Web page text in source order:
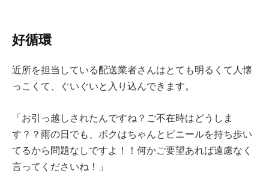
好循環
近所を担当している配送業者さんはとても明るくて人懐
っこくて、ぐいぐいと入り込んできます。
「お引っ越しされたんですね？ご不在時はどうしま
す？？雨の日でも、ボクはちゃんとビニールを持ち歩い
てるから問題なしですよ！！何かご要望あれば遠慮なく
言ってくださいね！」